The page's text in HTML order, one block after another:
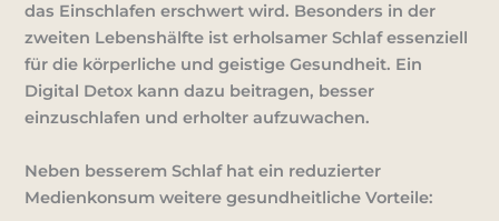
das Einschlafen erschwert wird. Besonders in der
zweiten Lebenshälfte ist erholsamer Schlaf essenziell
für die körperliche und geistige Gesundheit. Ein
Digital Detox kann dazu beitragen, besser
einzuschlafen und erholter aufzuwachen.
Neben besserem Schlaf hat ein reduzierter
Medienkonsum weitere gesundheitliche Vorteile: